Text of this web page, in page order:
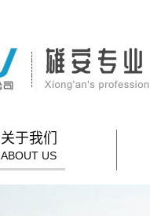
关于我们
ABOUT US